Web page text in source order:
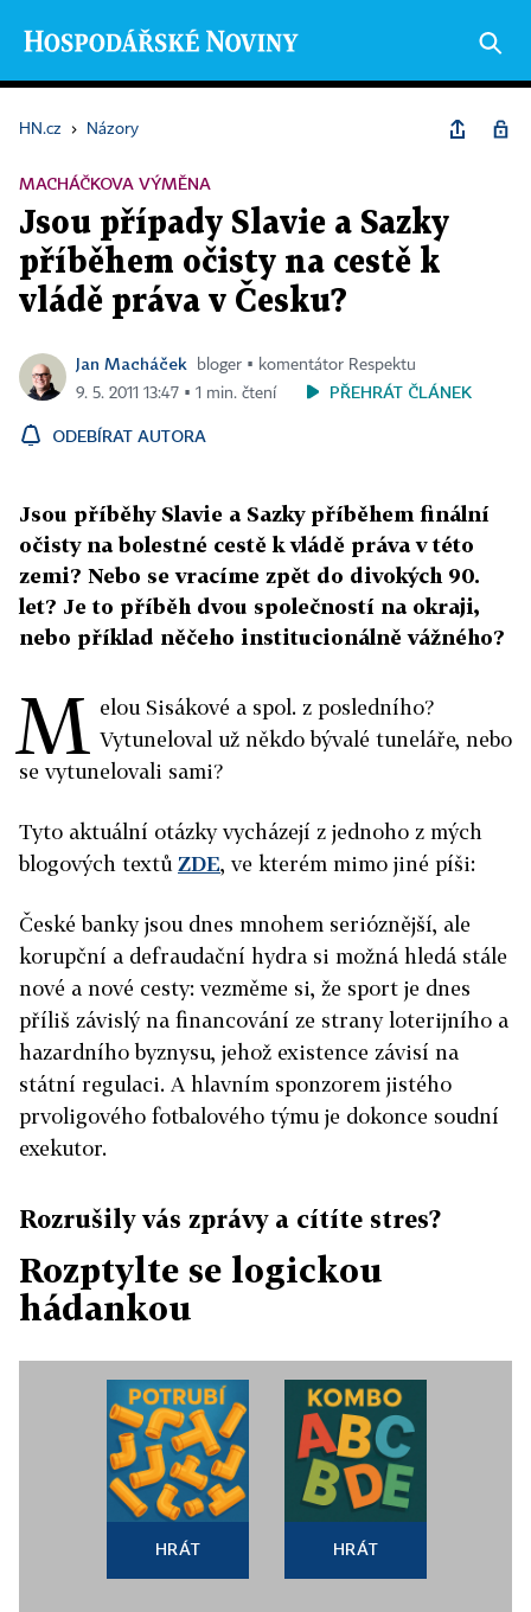
HN.cz › Názory
MACHÁČKOVA VÝMĚNA
Jsou případy Slavie a Sazky
příběhem očisty na cestě k
vládě práva v Česku?
Jan Macháček
bloger ▪ komentátor Respektu
9. 5. 2011 13:47 ▪ 1 min. čtení
PŘEHRÁT ČLÁNEK
ODEBÍRAT AUTORA
Jsou příběhy Slavie a Sazky příběhem finální
očisty na bolestné cestě k vládě práva v této
zemi? Nebo se vracíme zpět do divokých 90.
let? Je to příběh dvou společností na okraji,
nebo příklad něčeho institucionálně vážného?
M elou Sisákové a spol. z posledního?
Vytuneloval už někdo bývalé tuneláře, nebo
se vytunelovali sami?
Tyto aktuální otázky vycházejí z jednoho z mých
blogových textů ZDE, ve kterém mimo jiné píši:
České banky jsou dnes mnohem serióznější, ale
korupční a defraudační hydra si možná hledá stále
nové a nové cesty: vezměme si, že sport je dnes
příliš závislý na financování ze strany loterijního a
hazardního byznysu, jehož existence závisí na
státní regulaci. A hlavním sponzorem jistého
prvoligového fotbalového týmu je dokonce soudní
exekutor.
Rozrušily vás zprávy a cítíte stres?
Rozptylte se logickou
hádankou
HRÁT HRÁT